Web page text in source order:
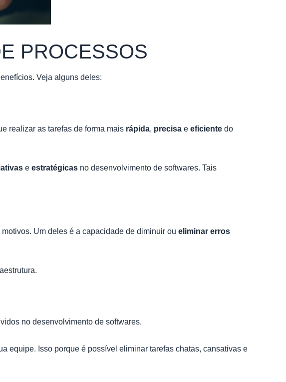
PROCESSOS
. Veja alguns deles:
realizar as tarefas de forma mais rápida, precisa e eficiente do
e estratégicas no desenvolvimento de softwares. Tais
Um deles é a capacidade de diminuir ou eliminar erros
no desenvolvimento de softwares.
equipe. Isso porque é possível eliminar tarefas chatas, cansativas e